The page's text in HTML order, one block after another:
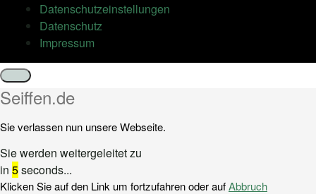
Datenschutz­einstellungen
Datenschutz
Impressum
Schließen
Seiffen.de
Sie verlassen nun unsere Webseite.
Sie werden weitergeleitet zu
in 5seconds...
Klicken Sie auf den Link um fortzufahren oder aufAbbruch